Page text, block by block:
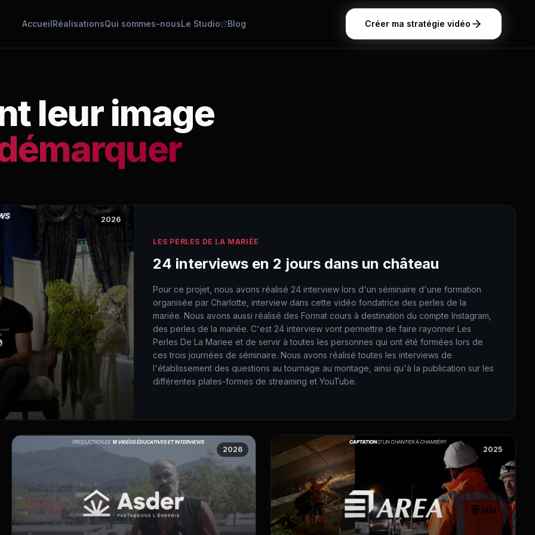
AccueilRéalisationsQui sommes-nousLe Studio Blog Créer ma stratégie vidéo
leur image
2026
LES PERLES DE LA MARIÉE
24 interviews en 2 jours dans un château
Pour ce projet, nous avons réalisé 24 interview lors d'un séminaire d'une formation
organisée par Charlotte, interview dans cette vidéo fondatrice des perles de la
mariée. Nous avons aussi réalisé des Format cours à destination du compte Instagram,
des perles de la mariée. C'est 24 interview vont permettre de faire rayonner Les
Perles De La Mariee et de servir à toutes les personnes qui ont été formées lors de
ces trois journées de séminaire. Nous avons réalisé toutes les interviews de
l'établissement des questions au tournage au montage, ainsi qu'à la publication sur les
différentes plates-formes de streaming et YouTube.
2026 2025